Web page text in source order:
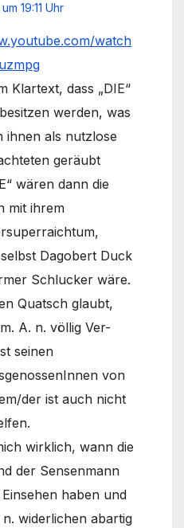
19:11 Uhr
watch
Klartext, dass „DIE“
werden, was
ihnen als nutzlose
geräubt
wären dann die
mit ihrem
Dagobert Duck
Schlucker wäre.
Quatsch glaubt,
A. n. völlig Ver-
seinen
von
der ist auch nicht
wirklich, wann die
der Sensenmann
haben und
n. widerlichen abartig